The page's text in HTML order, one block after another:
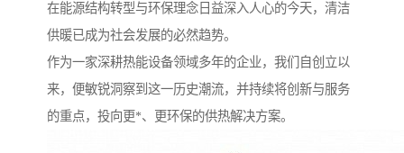
在能源结构转型与环保理念日益深入人心的今天，清洁
供暖已成为社会发展的必然趋势。
作为一家深耕热能设备领域多年的企业，我们自创立以
来，便敏锐洞察到这一历史潮流，并持续将创新与服务
的重点，投向更*、更环保的供热解决方案。